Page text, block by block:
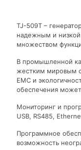
TJ-509T –
надежным и
множеством
В промышленной
жестким мировым
EMC и
обеспечения
Мониторинг и
USB, RS485,
Программное
возможность